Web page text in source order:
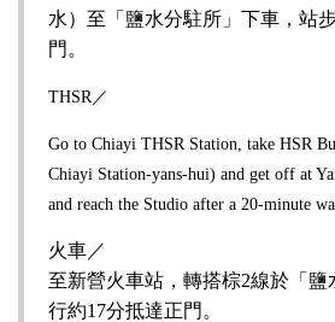
水）至「鹽水分駐所」下車，站
門。
THSR／
Go to Chiayi THSR Station, take HSR
Chiayi Station-yans-hui) and get off at
and reach the Studio after a 20-minute
火車／
至新營火車站，轉搭棕2線於「鹽
行約17分抵達正門。